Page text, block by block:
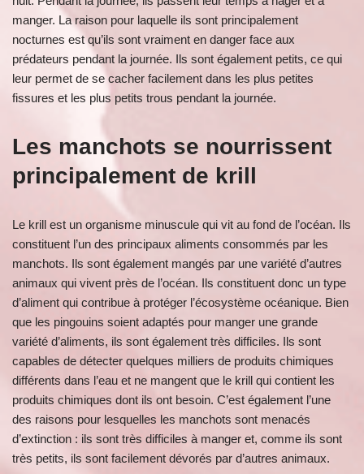
manger. La raison pour laquelle ils sont principalement
nocturnes est qu’ils sont vraiment en danger face aux
prédateurs pendant la journée. Ils sont également petits, ce qui
leur permet de se cacher facilement dans les plus petites
fissures et les plus petits trous pendant la journée.
Les manchots se nourrissent
principalement de krill
Le krill est un organisme minuscule qui vit au fond de l’océan. Ils
constituent l’un des principaux aliments consommés par les
manchots. Ils sont également mangés par une variété d’autres
animaux qui vivent près de l’océan. Ils constituent donc un type
d’aliment qui contribue à protéger l’écosystème océanique. Bien
que les pingouins soient adaptés pour manger une grande
variété d’aliments, ils sont également très difficiles. Ils sont
capables de détecter quelques milliers de produits chimiques
différents dans l’eau et ne mangent que le krill qui contient les
produits chimiques dont ils ont besoin. C’est également l’une
des raisons pour lesquelles les manchots sont menacés
d’extinction : ils sont très difficiles à manger et, comme ils sont
très petits, ils sont facilement dévorés par d’autres animaux.